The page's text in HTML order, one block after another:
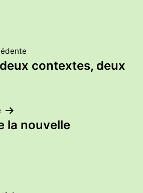
contextes, deux
la nouvelle